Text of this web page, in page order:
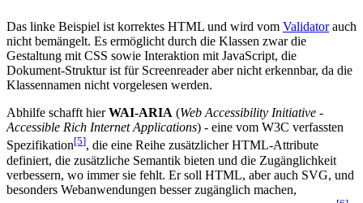
Das linke Beispiel ist korrektes HTML und wird vom Validatorauch
nicht bemängelt. Es ermöglicht durch die Klassen zwar die
Gestaltung mit CSS sowie Interaktion mit JavaScript, die
Dokument-Struktur ist für Screenreader aber nicht erkennbar, da die
Klassennamen nicht vorgelesen werden.
Abhilfe schafft hierWAI-ARIA (Web Accessibility Initiative -
Accessible Rich Internet Applications) - eine vom W3C verfassten
Spezifikation[5], die eine Reihe zusätzlicher HTML-Attribute
definiert, die zusätzliche Semantik bieten und die Zugänglichkeit
verbessern, wo immer sie fehlt. Er soll HTML, aber auch SVG, und
besonders Webanwendungen besser zugänglich machen,